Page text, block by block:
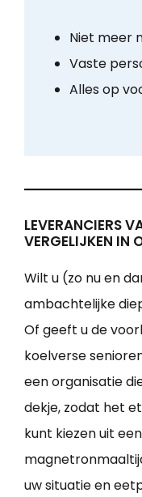
Niet meer
Vaste
Alles op
LEVERANCIERS
VERGELIJKEN IN
Wilt u (zo nu en
ambachtelijke
Of geeft u de
koelverse
een organisatie
dekje, zodat het
kunt kiezen uit
uw situatie en